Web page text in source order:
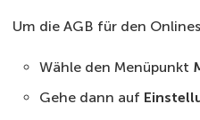
Um die AGB für den
Wähle den Menüpunkt
Gehe dann auf